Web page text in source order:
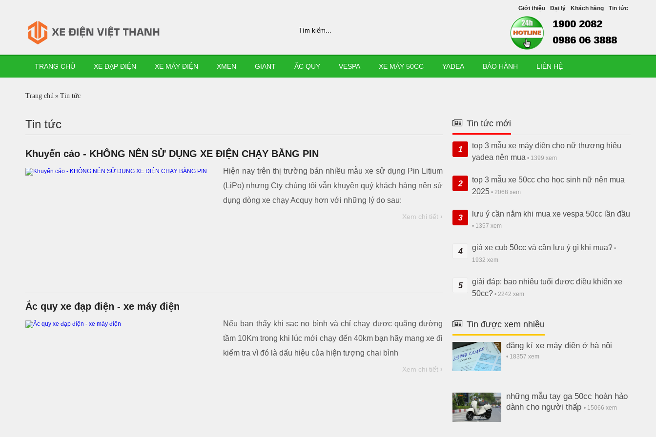
Giới thiệu Đại lý Khách hàng Tin tức
1900 2082
0986 06 3888
TRANG CHỦ XE ĐẠP ĐIỆN XE MÁY ĐIỆN XMEN GIANT ẮC QUY VESPA XE MÁY 50CC YADEA BẢO HÀNH LIÊN HỆ
Trang chủ » Tin tức
Tin tức
Khuyến cáo - KHÔNG NÊN SỬ DỤNG XE ĐIỆN CHẠY BẰNG PIN
Hiện nay trên thị trường bán nhiều mẫu xe sử dụng Pin Litium
(LiPo) nhưng Cty chúng tôi vẫn khuyên quý khách hàng nên sử
dụng dòng xe chạy Acquy hơn với những lý do sau:
Xem chi tiết ›
Ắc quy xe đạp điện - xe máy điện
Nếu bạn thấy khi sạc no bình và chỉ chạy được quãng đường
tầm 10Km trong khi lúc mới chạy đến 40km bạn hãy mang xe đi
kiểm tra vì đó là dấu hiệu của hiện tượng chai bình
Xem chi tiết ›
Tin tức mới
1
top 3 mẫu xe máy điện cho nữ thương hiệu
yadea nên mua • 1399 xem
2
top 3 mẫu xe 50cc cho học sinh nữ nên mua
2025 • 2068 xem
3 lưu ý cần nắm khi mua xe vespa 50cc lần đầu
• 1357 xem
4 giá xe cub 50cc và cần lưu ý gì khi mua? •
1932 xem
5
giải đáp: bao nhiêu tuổi được điều khiển xe
50cc? • 2242 xem
Tin được xem nhiều
đăng kí xe máy điện ở hà nội
• 18357 xem
những mẫu tay ga 50cc hoàn hảo
dành cho người thấp • 15066 xem